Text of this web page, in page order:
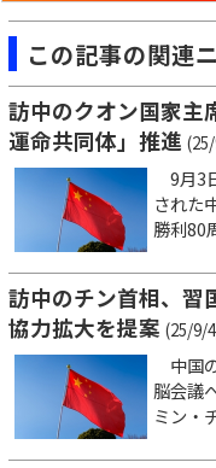
この記事の関連
訪中のクオン国家
運命共同体」推進
9月3
された
勝利80
訪中のチン首相、
協力拡大を提案 (25/9/
中国
脳会議
ミン・